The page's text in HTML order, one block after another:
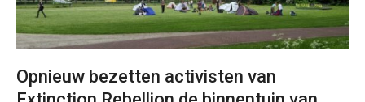
Opnieuw bezetten activisten van